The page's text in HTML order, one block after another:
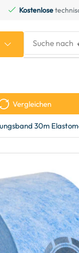
Kostenlose
Suche nach
Vergleichen
30m